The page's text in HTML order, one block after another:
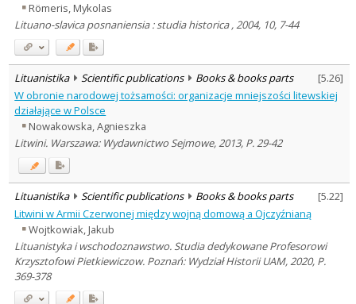
Römeris, Mykolas
Lituano-slavica posnaniensia : studia historica , 2004, 10, 7-44
Lituanistika Scientific publications Books & books parts [5.26]
W obronie narodowej tożsamości: organizacje mniejszości litewskiej
działające w Polsce
Nowakowska, Agnieszka
Litwini. Warszawa: Wydawnictwo Sejmowe, 2013, P. 29-42
Lituanistika Scientific publications Books & books parts [5.22]
Litwini w Armii Czerwonej między wojną domową a Ojczyźnianą
Wojtkowiak, Jakub
Lituanistyka i wschodoznawstwo. Studia dedykowane Profesorowi
Krzysztofowi Pietkiewiczow. Poznań: Wydział Historii UAM, 2020, P.
369-378